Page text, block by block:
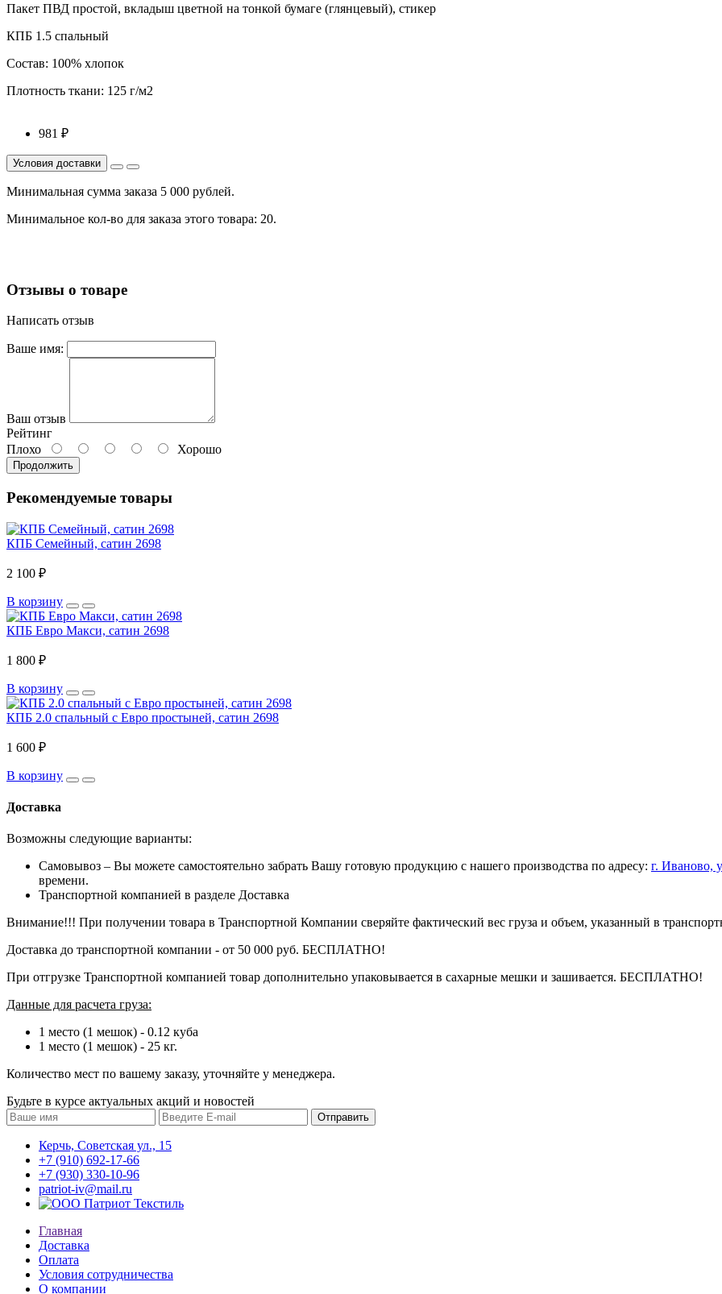
Пакет ПВД простой, вкладыш цветной на тонкой бумаге (глянцевый), стикер
КПБ 1.5 спальный
Состав: 100% хлопок
Плотность ткани: 125 г/м2
981 ₽
Минимальная сумма заказа 5 000 рублей.
Минимальное кол-во для заказа этого товара: 20.
Отзывы о товаре
Написать отзыв
Ваше имя:
Ваш отзыв
Рейтинг
Плохо
Хорошо
Продолжить
Рекомендуемые товары
КПБ Семейный, сатин 2698
2 100 ₽
В корзину
КПБ Евро Макси, сатин 2698
1 800 ₽
В корзину
КПБ 2.0 спальный с Евро простыней, сатин 2698
1 600 ₽
В корзину
Доставка
Возможны следующие варианты:
Самовывоз – Вы можете самостоятельно забрать Вашу готовую продукцию с нашего производства по адресу: г. Иваново,
времени.
Транспортной компанией в разделе Доставка
Внимание!!! При получении товара в Транспортной Компании сверяйте фактический вес груза и объем, указанный в
Доставка до транспортной компании - от 50 000 руб. БЕСПЛАТНО!
При отгрузке Транспортной компанией товар дополнительно упаковывается в сахарные мешки и зашивается. БЕСПЛАТНО!
Данные для расчета груза:
1 место (1 мешок) - 0.12 куба
1 место (1 мешок) - 25 кг.
Количество мест по вашему заказу, уточняйте у менеджера.
Будьте в курсе актуальных акций и новостей
Керчь, Советская ул., 15
+7 (910) 692-17-66
+7 (930) 330-10-96
patriot-iv@mail.ru
Главная
Доставка
Оплата
Условия сотрудничества
О компании